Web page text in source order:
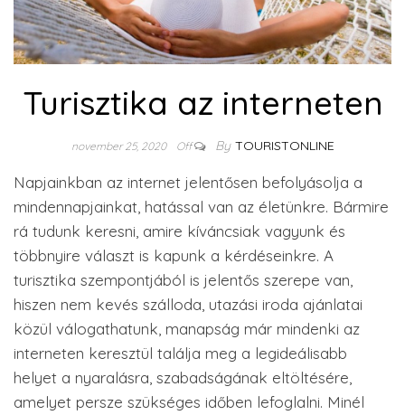
Turisztika az interneten
november 25, 2020 Off By TOURISTONLINE
Napjainkban az internet jelentősen befolyásolja a
mindennapjainkat, hatással van az életünkre. Bármire
rá tudunk keresni, amire kíváncsiak vagyunk és
többnyire választ is kapunk a kérdéseinkre. A
turisztika szempontjából is jelentős szerepe van,
hiszen nem kevés szálloda, utazási iroda ajánlatai
közül válogathatunk, manapság már mindenki az
interneten keresztül találja meg a legideálisabb
helyet a nyaralásra, szabadságának eltöltésére,
amelyet persze szükséges időben lefoglalni. Minél